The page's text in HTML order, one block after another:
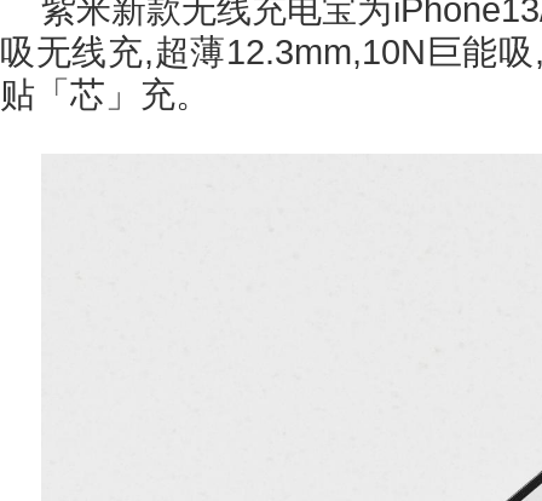
紫米新款无线充电宝为
吸无线充,超薄12.3mm,10N巨能
贴「芯」充。